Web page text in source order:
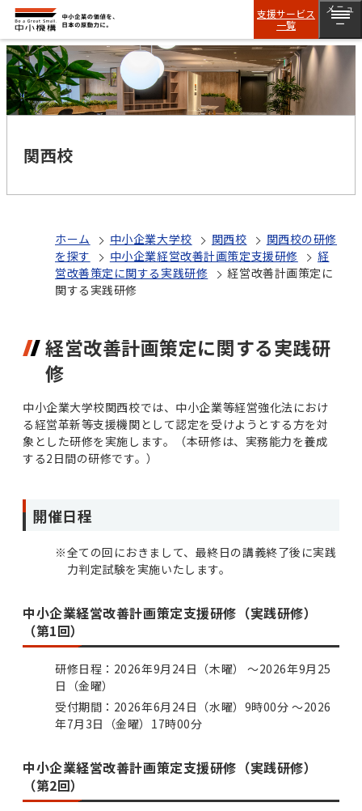
支援サービス
一覧
メニュ
ー
関西校
ホーム 中小企業大学校 関西校
関西校の研修
を探す
中小企業経営改善計画策定支援研修
経
営改善策定に関する実践研修
経営改善計画策定に
関する実践研修
経営改善計画策定に関する実践研
修
中小企業大学校関西校では、中小企業等経営強化法におけ
る経営革新等支援機関として認定を受けようとする方を対
象とした研修を実施します。（本研修は、実務能力を養成
する2日間の研修です。）
開催日程
※全ての回におきまして、最終日の講義終了後に実践
力判定試験を実施いたします。
中小企業経営改善計画策定支援研修（実践研修）
（第1回）
研修日程：2026年9月24日（木曜） ～2026年9月25
日（金曜）
受付期間：2026年6月24日（水曜）9時00分 ～2026
年7月3日（金曜）17時00分
中小企業経営改善計画策定支援研修（実践研修）
（第2回）